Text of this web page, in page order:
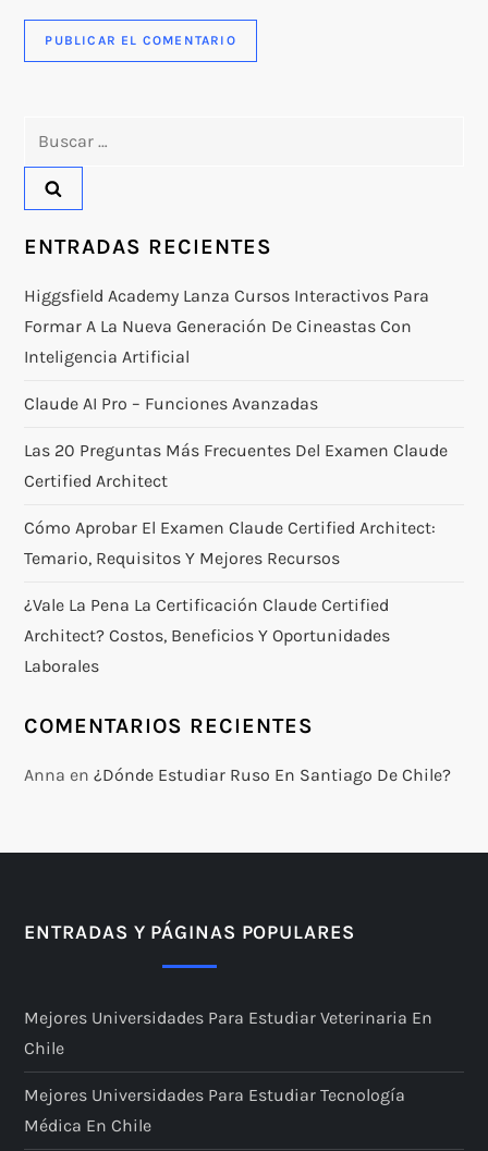
ENTRADAS RECIENTES
Higgsfield Academy Lanza Cursos Interactivos Para
Formar A La Nueva Generación De Cineastas Con
Inteligencia Artificial
Claude AI Pro – Funciones Avanzadas
Las 20 Preguntas Más Frecuentes Del Examen Claude
Certified Architect
Cómo Aprobar El Examen Claude Certified Architect:
Temario, Requisitos Y Mejores Recursos
¿Vale La Pena La Certificación Claude Certified
Architect? Costos, Beneficios Y Oportunidades
Laborales
COMENTARIOS RECIENTES
Anna en¿Dónde Estudiar Ruso En Santiago De Chile?
ENTRADAS Y PÁGINAS POPULARES
Mejores Universidades Para Estudiar Veterinaria En
Chile
Mejores Universidades Para Estudiar Tecnología
Médica En Chile